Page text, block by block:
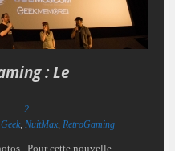
: Le
2
Geek, NuitMax, RetroGaming
Pour cette nouvelle